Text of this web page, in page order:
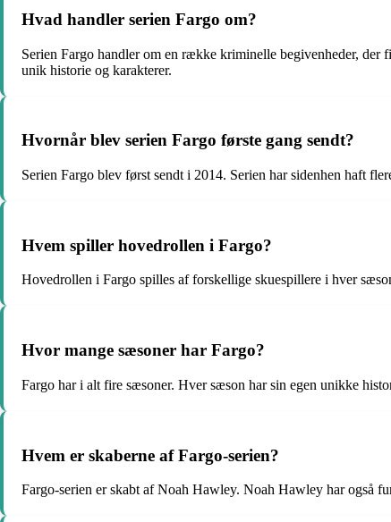
Hvad handler serien Fargo om?
Serien Fargo handler om en række kriminelle begivenheder, der
unik historie og karakterer.
Hvornår blev serien Fargo første gang sendt?
Serien Fargo blev først sendt i 2014. Serien har sidenhen haft
Hvem spiller hovedrollen i Fargo?
Hovedrollen i Fargo spilles af forskellige skuespillere i hver
Hvor mange sæsoner har Fargo?
Fargo har i alt fire sæsoner. Hver sæson har sin egen unikke
Hvem er skaberne af Fargo-serien?
Fargo-serien er skabt af Noah Hawley. Noah Hawley har også